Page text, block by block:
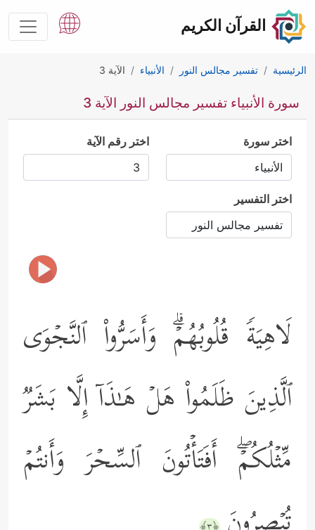
القرآن الكريم
الرئيسية تفسير مجالس النور الأنبياء الآية 3
سورة الأنبياء تفسير مجالس النور الآية 3
اختر سورة اختر رقم الآية
اختر التفسير
لَاهِیَةࣰ قُلُوبُهُمۡۗ وَأَسَرُّواْ ٱلنَّجۡوَى
ٱلَّذِینَ ظَلَمُواْ هَلۡ هَـٰذَاۤ إِلَّا بَشَرࣱ
مِّثۡلُكُمۡۖ أَفَتَأۡتُونَ ٱلسِّحۡرَ وَأَنتُمۡ